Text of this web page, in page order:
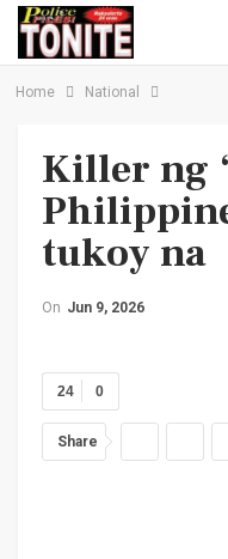
Home National
Killer ng
tukoy na
On Jun 9, 2026
0
24
Share